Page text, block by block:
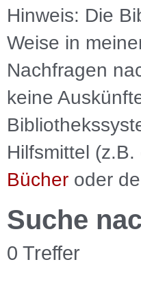
Hinweis: Die
Weise in
Nachfragen
keine
Hilfsmittel (z.B.
Bücher oder
Suche
0 Treffer